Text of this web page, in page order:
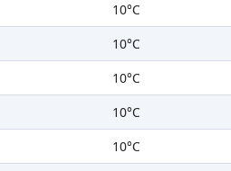
10°C
10°C
10°C
10°C
10°C